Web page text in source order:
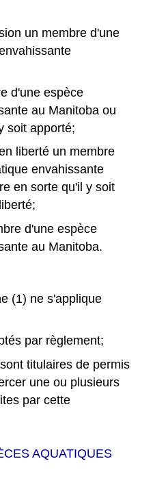
un membre d'une
d'une espèce
au Manitoba ou
soit apporté;
liberté un membre
envahissante
en sorte qu'il y soit
d'une espèce
au Manitoba.
(1) ne s'applique
par règlement;
titulaires de permis
une ou plusieurs
par cette
AQUATIQUES